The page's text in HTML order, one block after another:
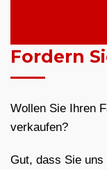
Fordern
Wollen Sie Ihren
verkaufen?
Gut, dass Sie uns